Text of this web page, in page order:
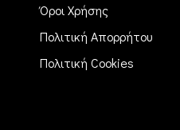
Όροι Χρήσης
Πολιτική Απορρήτου
Πολιτική Cookies